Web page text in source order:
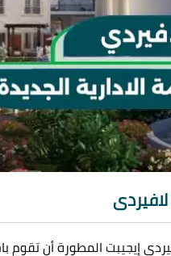
إيجيبت المطورة أن تقوم